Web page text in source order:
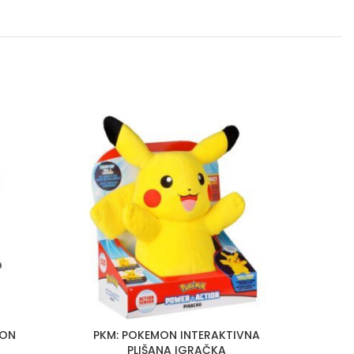
PKM: POKEMON INTERAKTIVNA
PLIŠANA IGRAČKA